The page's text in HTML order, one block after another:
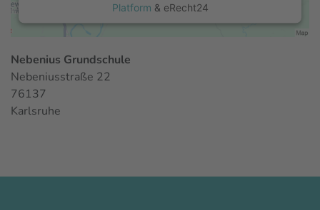
Platform & eRecht24
Nebenius Grundschule
Nebeniusstraße 22
76137
Karlsruhe